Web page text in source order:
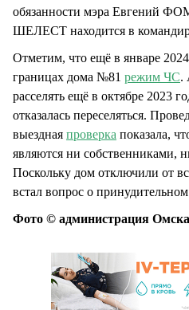
обязанности мэра Евгений
ШЕЛЕСТ находится в
Отметим, что ещё в январе
границах дома №81 режим ЧС.
расселять ещё в октябре 2023
отказалась переселяться.
выездная проверка показала,
являются ни собственниками,
Поскольку дом отключили от
встал вопрос о
Фото © администрация Омска